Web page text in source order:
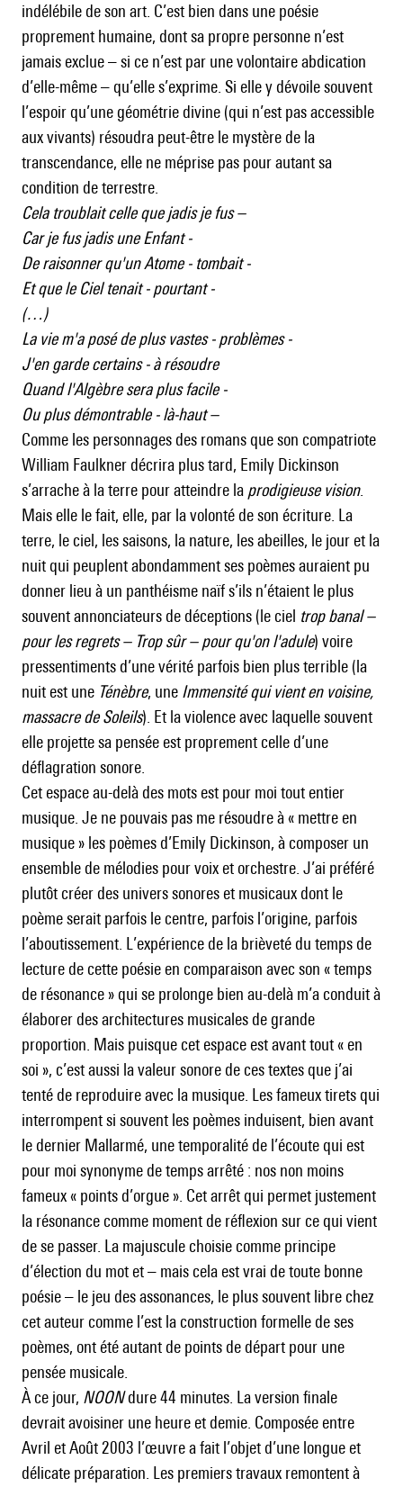
indélébile de son art. C’est bien dans une poésie
proprement humaine, dont sa propre personne n’est
jamais exclue – si ce n’est par une volontaire abdication
d’elle-même – qu’elle s’exprime. Si elle y dévoile souvent
l’espoir qu’une géométrie divine (qui n’est pas accessible
aux vivants) résoudra peut-être le mystère de la
transcendance, elle ne méprise pas pour autant sa
condition de terrestre.
Cela troublait celle que jadis je fus –
Car je fus jadis une Enfant -
De raisonner qu'un Atome - tombait -
Et que le Ciel tenait - pourtant -
(…)
La vie m'a posé de plus vastes - problèmes -
J'en garde certains - à résoudre
Quand l'Algèbre sera plus facile -
Ou plus démontrable - là-haut –
Comme les personnages des romans que son compatriote
William Faulkner décrira plus tard, Emily Dickinson
s’arrache à la terre pour atteindre la prodigieuse vision.
Mais elle le fait, elle, par la volonté de son écriture. La
terre, le ciel, les saisons, la nature, les abeilles, le jour et la
nuit qui peuplent abondamment ses poèmes auraient pu
donner lieu à un panthéisme naïf s’ils n’étaient le plus
souvent annonciateurs de déceptions (le ciel trop banal –
pour les regrets – Trop sûr – pour qu'on l'adule) voire
pressentiments d’une vérité parfois bien plus terrible (la
nuit est une Ténèbre, une Immensité qui vient en voisine,
massacre de Soleils). Et la violence avec laquelle souvent
elle projette sa pensée est proprement celle d’une
déflagration sonore.
Cet espace au-delà des mots est pour moi tout entier
musique. Je ne pouvais pas me résoudre à « mettre en
musique » les poèmes d’Emily Dickinson, à composer un
ensemble de mélodies pour voix et orchestre. J’ai préféré
plutôt créer des univers sonores et musicaux dont le
poème serait parfois le centre, parfois l’origine, parfois
l’aboutissement. L’expérience de la brièveté du temps de
lecture de cette poésie en comparaison avec son « temps
de résonance » qui se prolonge bien au-delà m’a conduit à
élaborer des architectures musicales de grande
proportion. Mais puisque cet espace est avant tout « en
soi », c’est aussi la valeur sonore de ces textes que j’ai
tenté de reproduire avec la musique. Les fameux tirets qui
interrompent si souvent les poèmes induisent, bien avant
le dernier Mallarmé, une temporalité de l’écoute qui est
pour moi synonyme de temps arrêté : nos non moins
fameux « points d’orgue ». Cet arrêt qui permet justement
la résonance comme moment de réflexion sur ce qui vient
de se passer. La majuscule choisie comme principe
d’élection du mot et – mais cela est vrai de toute bonne
poésie – le jeu des assonances, le plus souvent libre chez
cet auteur comme l’est la construction formelle de ses
poèmes, ont été autant de points de départ pour une
pensée musicale.
À ce jour, NOONdure 44 minutes. La version finale
devrait avoisiner une heure et demie. Composée entre
Avril et Août 2003 l’œuvre a fait l’objet d’une longue et
délicate préparation. Les premiers travaux remontent à